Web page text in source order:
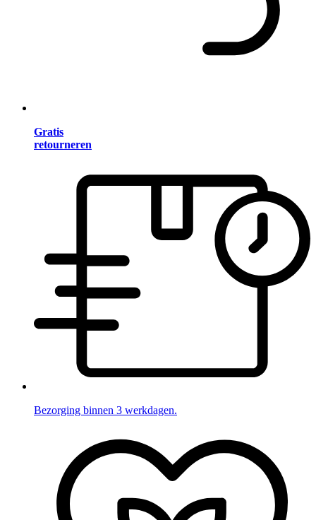
Gratis
retourneren
Bezorging binnen 3 werkdagen.